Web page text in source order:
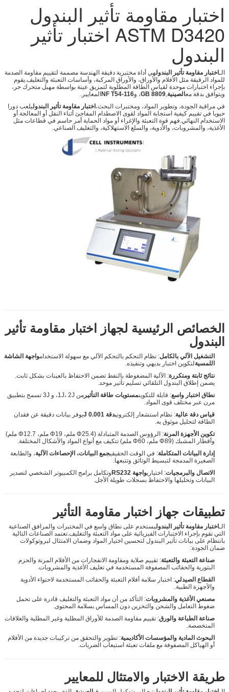
اختبار مقاومة تأثير البندول
ASTM D3420 اختبار تأثير
البندول
الـاختبار مقاومة تأثير البندولهي أداة مختبرية دقيقة الهندسة مصممة لتقييم مقاومة الصدمة
للمواد الرقيقة مثل الأفلام والأوراق، والأوراق المركبة، وأساسات التعبئة والتغليف.يقوم
بإجراء اختبارات موحدة لقياس الطاقة المطلوبة لتمزيق عينة بواسطة مهبل متحرك حر،
ويتوافق بدقة معالصينية,
GB 8809، وNF T54-116المعايير.
في مراقبة الجودة، وتطوير المواد، ومختبرات البحث،اختبار مقاومة تأثير البندوليلعب دورا
حيويا في تقييم كيفية استجابة المواد لقوى الاصطدام المفاجئ أثناء النقل أو المعالجة أو
الاستخدام النهائي.فهم قوة التعبئة والإغراء أو مواد الحماية أمر حاسم في قطاعات مثل
الأغذية، والمشروبات، والأدوية، والسلع الاستهلاكية، والتغليف الصناعي.
الخصائص الرئيسية لجهاز اختبار مقاومة تأثير
البندول
التشغيل الآلي بالكامل: نظام التحكم بالتحكم الآلي مع سهولة الاستخدامواجهة الشاشة
اللمسيةلتكوين اختبار بديهي وتنفيذه.
نتائج ثابتة ومتكررة: الآلية المضغوطة بالنفط تضمن الاحتفاظ بالعينات بشكل ثابت.
يضمن إطلاق البندول التلقائي تسليم تأثير موحد.
نطاق اختبار واسع: قابلة للتكوينمستويات طاقة التأثير
من 1J، 2J، و 3J تسمح بتطبيق
مرن عبر مختلف قوى المواد.
قياس دقة عالية: نظام استشعار إلكترونيدقة 0.001 J
يوفر بيانات دقيقة عن فقدان
الطاقة لتحليل موثوق به.
تكوين الأجهزة المرنة
: الرؤوس الصدمة المتبادلة (Φ25.4 ملم، Φ19 ملم، Φ12.7 ملم)
وأقطار المشبك (Φ89 ملم، Φ60 ملم) تتكيف مع أنواع المواد والأشكال المختلفة.
إدارة البيانات المتكاملة: في الوقت الحقيقيجمع البيانات، الإحصاءات الآلية، والطابعة
الصغيرة المدمجة لتبسيط الوثائق وتتبعها.
الاتصال والبرمجيات: اختياريواجهة RS232
وتكامل برامج الكمبيوتر الشخصي لتصدير
البيانات وتحليلها والاحتفاظ بسجلات طويلة الأجل.
تطبيقات جهاز اختبار مقاومة التأثير
الـاختبار مقاومة تأثير البندوليستخدم على نطاق واسع في المختبرات والمرافق الصناعية
التي تقوم بإجراء الاختبارات الفيزيائية على مواد التعبئة والتغليف.تعتمد الصناعات التالية
بانتظام على بيانات تأثير البندول لتحسين اختيار المواد وضمان الامتثال لبروتوكولات
ضمان الجودة:
صناعة التعبئة والتعبئة: تقييم صلابة ومقاومة الانفجارات من الأفلام المرنة والحزم
البثورية والحقائب المصفوفة المستخدمة في تغليف الأغذية والمشروبات.
القطاع الصيدلي: اختبار سلامة أفلام التعبئة والحقائب المستخدمة لاحتواء الأدوية
والأجهزة الطبية.
مصنعي الأغذية والمشروبات: التأكد من أن مواد التعبئة والتغليف قادرة على تحمل
ضغوط التعامل والشحن والتخزين دون المساس بسلامة المحتوى.
صناعة الطباعة والورق: تقييم مقاومة الصدمة للأوراق المطلية وغير المطلية والغلافات
المتخصصة.
البحوث المادية والمؤسسات الأكاديمية: تطوير والتحقق من تركيبات جديدة من الأفلام
أو الهياكل المصفوفة مع ملفات تعبئة استيعاب الضربات.
طريقة الاختبار والامتثال للمعايير